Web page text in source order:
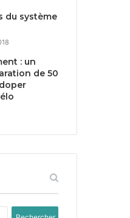
du système
: un
de50
Rechercher :